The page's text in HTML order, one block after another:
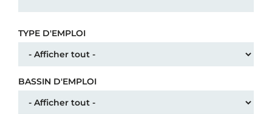
TYPE D'EMPLOI
BASSIN D'EMPLOI